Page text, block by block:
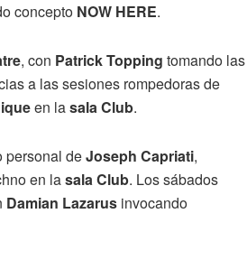
concepto NOW HERE.
, con Patrick Topping tomando las
a las sesiones rompedoras de
en lasala Club.
personal deJoseph Capriati,
en lasala Club. Los sábados
Damian Lazarus invocando